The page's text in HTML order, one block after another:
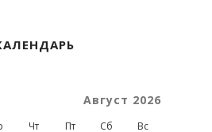
Август 2026
Чт Пт Сб Вс